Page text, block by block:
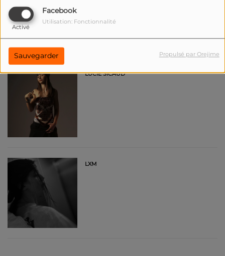
Facebook
Activé
Utilisation: Fonctionnalité
Sauvegarder Propulsé par Orejime
LUCIE SICAUD
LXM